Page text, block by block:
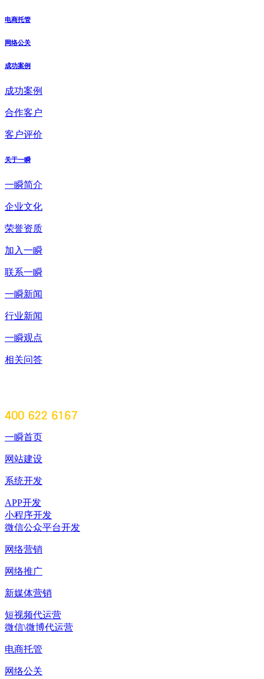
电商托管
网络公关
成功案例
成功案例
合作客户
客户评价
关于一瞬
一瞬简介
企业文化
荣誉资质
加入一瞬
联系一瞬
一瞬新闻
行业新闻
一瞬观点
相关问答
一瞬首页
网站建设
系统开发
APP开发
小程序开发
微信公众平台开发
网络营销
网络推广
新媒体营销
短视频代运营
微信\微博代运营
电商托管
网络公关